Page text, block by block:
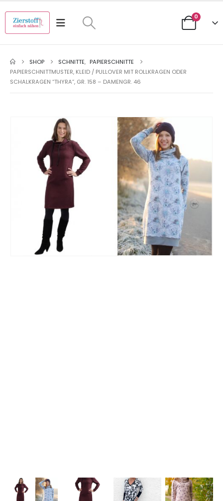
0
SHOP SCHNITTE, PAPIERSCHNITTE
PAPIERSCHNITTMUSTER, KLEID / PULLOVER MIT ROLLKRAGEN ODER
SCHALKRAGEN “THYRA”, GR. 158 – DAMENGR. 46